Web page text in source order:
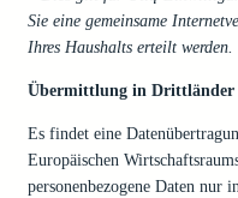
Sie eine gemeinsame
Ihres Haushalts erteilt werden.
Übermittlung in Drittländer
Es findet eine
Europäischen
personenbezogene Daten nur